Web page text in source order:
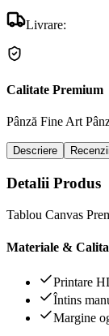
Livrare:
Calitate Premium
Pânză Fine Art
Descriere Recenzii
Detalii Produs
Tablou Canvas
Materiale &
Printare
Întins
Margine